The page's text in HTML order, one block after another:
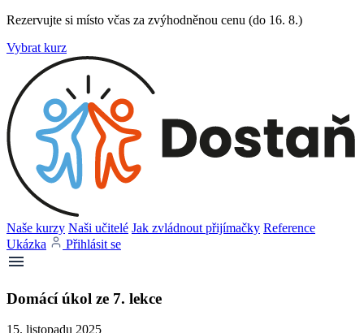
Rezervujte si místo včas za zvýhodněnou cenu (do 16. 8.)
Vybrat kurz
Naše kurzy Naši učitelé Jak zvládnout přijímačky Reference
Ukázka
Přihlásit se
Domácí úkol ze 7. lekce
15. listopadu 2025